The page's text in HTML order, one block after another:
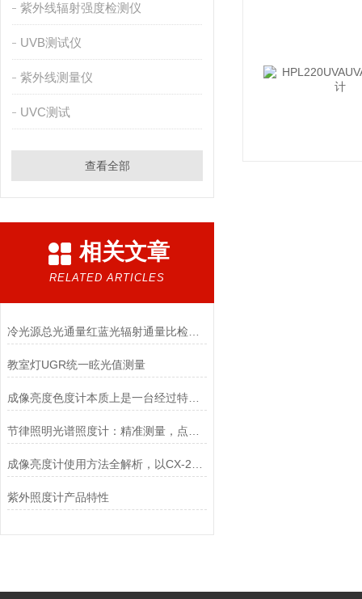
紫外线辐射强度检测仪
UVB测试仪
紫外线测量仪
UVC测试
查看全部
相关文章
RELATED ARTICLES
教室灯UGR统一眩光值测量
成像亮度色度计本质上是一台经过特殊校准的相机
紫外照度计产品特性